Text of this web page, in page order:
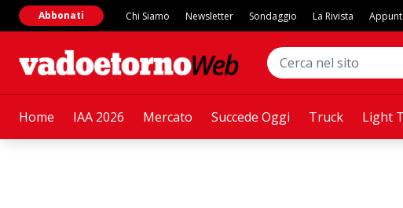
Home IAA 2026 Mercato Succede Oggi Truck Light
Abbonati Chi Siamo Newsletter Sondaggio La Rivista